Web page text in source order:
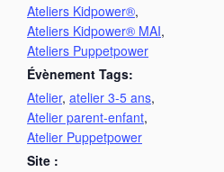
Ateliers Kidpower®,
Ateliers Kidpower® MAI,
Ateliers Puppetpower
Évènement Tags:
Atelier, atelier 3-5 ans,
Atelier parent-enfant,
Atelier Puppetpower
Site :